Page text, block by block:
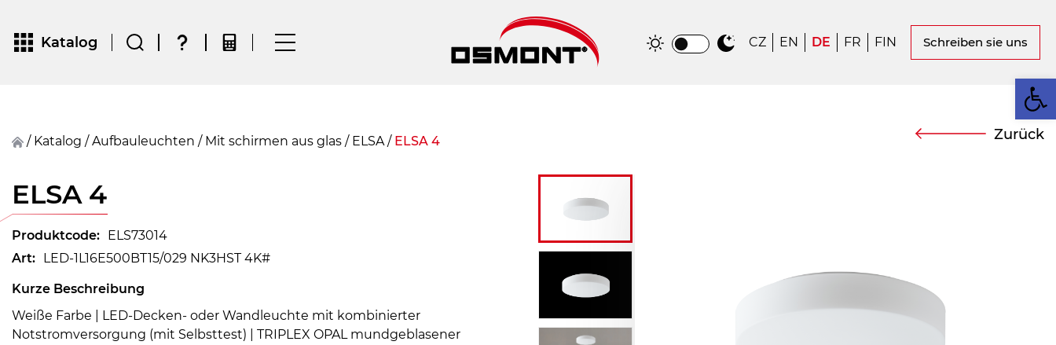
Katalog CZ EN DE FR FIN Schreiben sie uns
/ Katalog / Aufbauleuchten / Mit schirmen aus glas / ELSA/ ELSA 4 Zurück
ELSA 4
Produktcode: ELS73014
Art: LED-1L16E500BT15/029 NK3HST 4K#
Kurze Beschreibung
Weiße Farbe | LED-Decken- oder Wandleuchte mit kombinierter
Notstromversorgung (mit Selbsttest) | TRIPLEX OPAL mundgeblasener